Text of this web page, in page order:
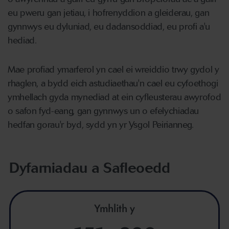
eu pweru gan jetiau, i hofrenyddion a gleiderau, gan
gynnwys eu dyluniad, eu dadansoddiad, eu profi a'u
hediad.
Mae profiad ymarferol yn cael ei wreiddio trwy gydol y
rhaglen, a bydd eich astudiaethau'n cael eu cyfoethogi
ymhellach gyda mynediad at ein cyfleusterau awyrofod
o safon fyd-eang, gan gynnwys un o efelychiadau
hedfan gorau'r byd, sydd yn yr Ysgol Peirianneg.
Dyfarniadau a Safleoedd
Ymhlith y